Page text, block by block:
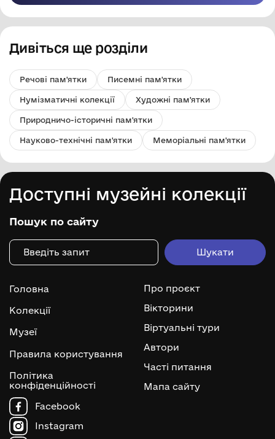
Дивіться ще розділи
Речові пам'ятки Писемні пам'ятки
Нумізматичні колекції Художні пам'ятки
Природничо-історичні пам'ятки
Науково-технічні пам'ятки Меморіальні пам'ятки
Доступні музейні колекції
Пошук по сайту
Головна
Колекції
Музеї
Правила користування
Політика
конфіденційності
Про проєкт
Вікторини
Віртуальні тури
Автори
Часті питання
Мапа сайту
Facebook
Instagram